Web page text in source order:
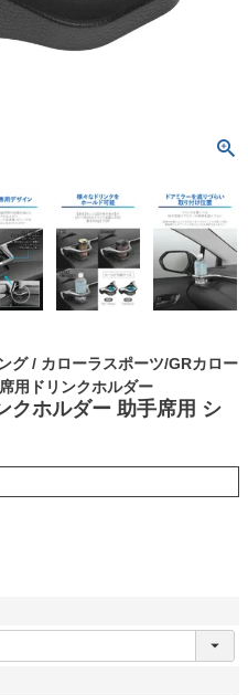
グ / カローラスポーツ/GRカロー
用ドリンクホルダー
クホルダー 助手席用 シ